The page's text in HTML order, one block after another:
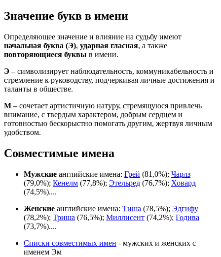
Значение букв в имени
Определяющее значение и влияние на судьбу имеют
начальная буква (Э), ударная гласная, а также
повторяющиеся буквы в имени.
Э – символизирует наблюдательность, коммуникабельность и
стремление к руководству, подчеркивая личные достижения и
таланты в обществе.
М – сочетает артистичную натуру, стремящуюся привлечь
внимание, с твердым характером, добрым сердцем и
готовностью бескорыстно помогать другим, жертвуя личным
удобством.
Совместимые имена
Мужские английские имена: Грей (81,0%); Чарлз
(79,0%); Кенелм (77,8%); Этельред (76,7%); Ховард
(74,5%)....
Женские английские имена: Тиша (78,5%); Эдгифу
(78,2%); Триша (76,5%); Миллисент (74,2%); Годива
(73,7%)....
Списки совместимых имен - мужских и женских с
именем Эм